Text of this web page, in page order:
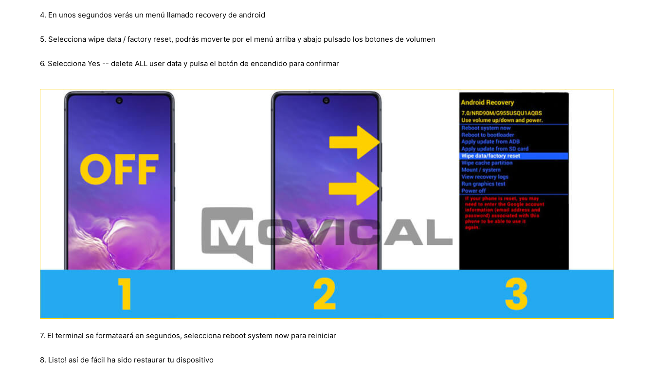
4. En unos segundos verás un menú llamado recovery de android
5. Selecciona wipe data / factory reset, podrás moverte por el menú arriba y abajo pulsado los botones de volumen
6. Selecciona Yes -- delete ALL user data y pulsa el botón de encendido para confirmar
7. El terminal se formateará en segundos, selecciona reboot system now para reiniciar
8. Listo! así de fácil ha sido restaurar tu dispositivo